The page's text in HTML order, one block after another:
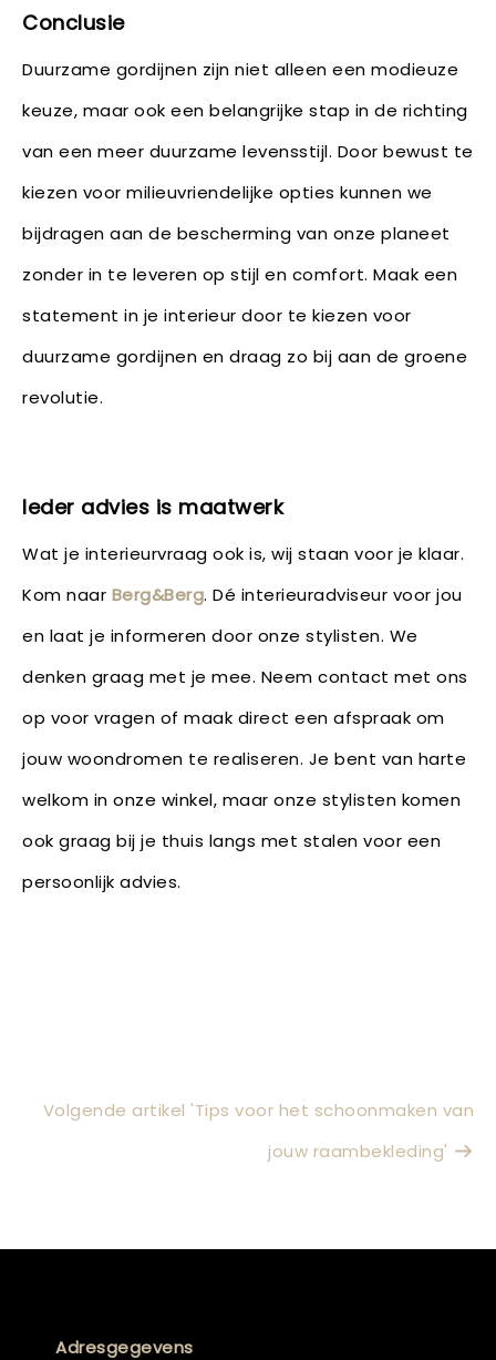
Conclusie
Duurzame gordijnen zijn niet alleen een modieuze
keuze, maar ook een belangrijke stap in de richting
van een meer duurzame levensstijl. Door bewust te
kiezen voor milieuvriendelijke opties kunnen we
bijdragen aan de bescherming van onze planeet
zonder in te leveren op stijl en comfort. Maak een
statement in je interieur door te kiezen voor
duurzame gordijnen en draag zo bij aan de groene
revolutie.
Ieder advies is maatwerk
Wat je interieurvraag ook is, wij staan voor je klaar.
Kom naar Berg&Berg. Dé interieuradviseur voor jou
en laat je informeren door onze stylisten. We
denken graag met je mee. Neem contact met ons
op voor vragen of maak direct een afspraak om
jouw woondromen te realiseren. Je bent van harte
welkom in onze winkel, maar onze stylisten komen
ook graag bij je thuis langs met stalen voor een
persoonlijk advies.
Volgende artikel 'Tips voor het schoonmaken van
jouw raambekleding'
Adresgegevens